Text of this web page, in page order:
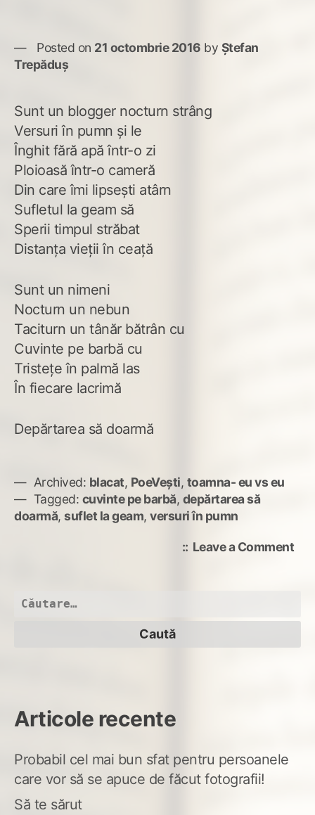
Posted on 21 octombrie 2016 by Ștefan
Trepăduș
Sunt un blogger nocturn strâng
Versuri în pumn și le
Înghit fără apă într-o zi
Ploioasă într-o cameră
Din care îmi lipsești atârn
Sufletul la geam să
Sperii timpul străbat
Distanța vieții în ceață
Sunt un nimeni
Nocturn un nebun
Taciturn un tânăr bătrân cu
Cuvinte pe barbă cu
Tristețe în palmă las
În fiecare lacrimă
Depărtarea să doarmă
Archived: blacat, PoeVești, toamna- eu vs eu
Tagged: cuvinte pe barbă, depărtarea să
doarmă, suflet la geam, versuri în pumn
Leave a Commenton
Caută
Articole recente
Probabil cel mai bun sfat pentru persoanele
care vor să se apuce de făcut fotografii!
Să te sărut